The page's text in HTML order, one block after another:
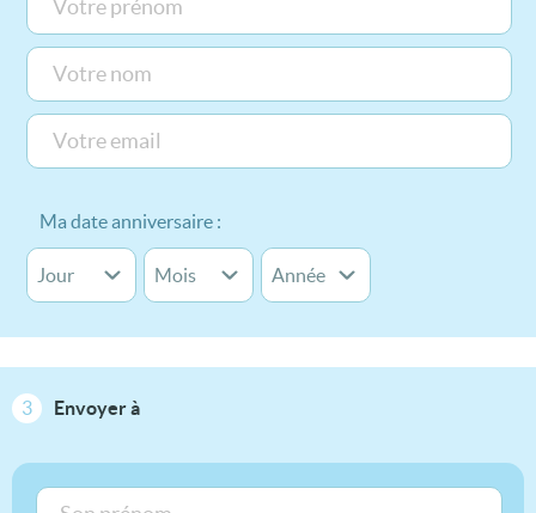
Ma date anniversaire :
3 Envoyer à